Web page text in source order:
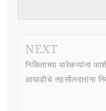
NEXT
निकिताच्या मारेकऱ्यांना
आघाडीचे तहसीलदारांना